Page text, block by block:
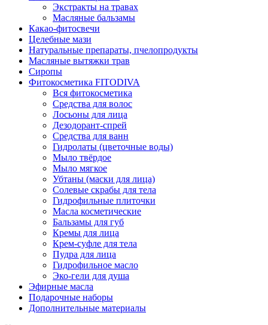
Экстракты на травах
Масляные бальзамы
Какао-фитосвечи
Целебные мази
Натуральные препараты, пчелопродукты
Масляные вытяжки трав
Сиропы
Фитокосметика FITODIVA
Вся фитокосметика
Средства для волос
Лосьоны для лица
Дезодорант-спрей
Средства для ванн
Гидролаты (цветочные воды)
Мыло твёрдое
Мыло мягкое
Убтаны (маски для лица)
Солевые скрабы для тела
Гидрофильные плиточки
Масла косметические
Бальзамы для губ
Кремы для лица
Крем-суфле для тела
Пудра для лица
Гидрофильное масло
Эко-гели для душа
Эфирные масла
Подарочные наборы
Дополнительные материалы